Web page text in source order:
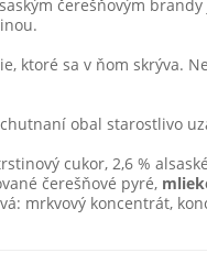
čerešňovým
ktoré sa v ňom skrýva.
obal starostlivo
cukor, 2,6 %
čerešňové pyré,
mrkvový koncentrát,